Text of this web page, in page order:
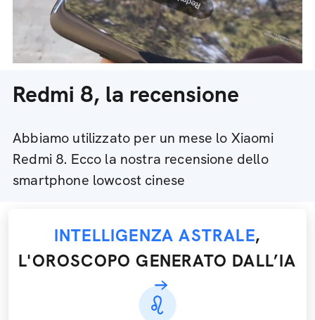
Redmi 8, la recensione
Abbiamo utilizzato per un mese lo Xiaomi
Redmi 8. Ecco la nostra recensione dello
smartphone lowcost cinese
INTELLIGENZA ASTRALE,
L'OROSCOPO GENERATO DALL’IA